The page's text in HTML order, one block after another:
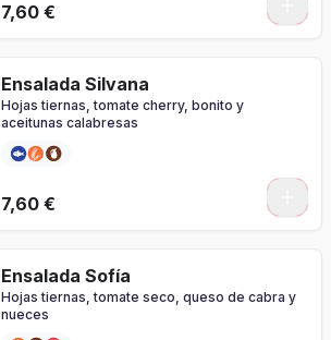
7,60 €
Ensalada Silvana
Hojas tiernas, tomate cherry, bonito y
aceitunas calabresas
7,60 €
Ensalada Sofía
Hojas tiernas, tomate seco, queso de cabra y
nueces